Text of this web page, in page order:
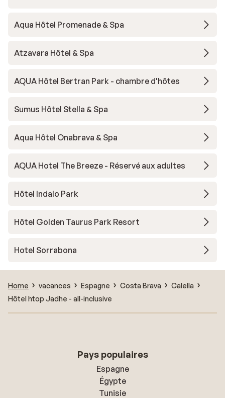
Aqua Hôtel Promenade & Spa
Atzavara Hôtel & Spa
AQUA Hôtel Bertran Park - chambre d'hôtes
Sumus Hôtel Stella & Spa
Aqua Hôtel Onabrava & Spa
AQUA Hotel The Breeze - Réservé aux adultes
Hôtel Indalo Park
Hôtel Golden Taurus Park Resort
Hotel Sorrabona
Home vacances Espagne Costa Brava
Calella
Hôtel htop Jadhe - all-inclusive
Pays populaires
Espagne
Égypte
Tunisie